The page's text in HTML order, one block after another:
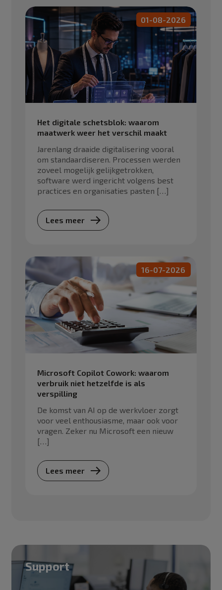
01-08-2026
Het digitale schetsblok: waarom
maatwerk weer het verschil maakt
Jarenlang draaide digitalisering vooral
om standaardiseren. Processen werden
zoveel mogelijk gelijkgetrokken,
software werd ingericht volgens best
practices en organisaties pasten […]
Lees meer
16-07-2026
Microsoft Copilot Cowork: waarom
verbruik niet hetzelfde is als
verspilling
De komst van AI op de werkvloer zorgt
voor veel enthousiasme, maar ook voor
vragen. Zeker nu Microsoft een nieuw
[…]
Lees meer
Support